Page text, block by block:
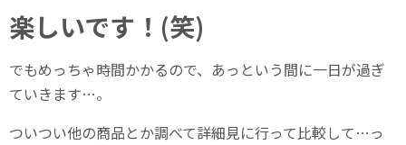
楽しいです！(笑)
でもめっちゃ時間かかるので、あっという間に一日が過ぎ
ていきます…。
ついつい他の商品とか調べて詳細見に行って比較して…っ